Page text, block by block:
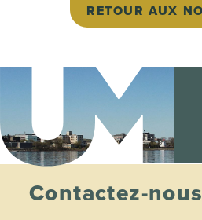
RETOUR AUX
Contactez-